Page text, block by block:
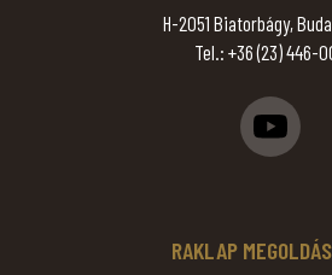
H-2051 Biatorbágy,
Tel.: +36 (23) 446-
RAKLAP